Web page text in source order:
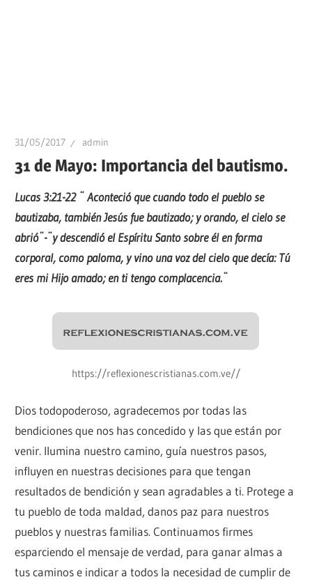
31/05/2017 admin
31 de Mayo: Importancia del bautismo.
Lucas 3:21-22 ¨ Aconteció que cuando todo el pueblo se
bautizaba, también Jesús fue bautizado; y orando, el cielo se
abrió¨-¨y descendió el Espíritu Santo sobre él en forma
corporal, como paloma, y vino una voz del cielo que decía: Tú
eres mi Hijo amado; en ti tengo complacencia.¨
https://reflexionescristianas.com.ve//
Dios todopoderoso, agradecemos por todas las
bendiciones que nos has concedido y las que están por
venir. Ilumina nuestro camino, guía nuestros pasos,
influyen en nuestras decisiones para que tengan
resultados de bendición y sean agradables a ti. Protege a
tu pueblo de toda maldad, danos paz para nuestros
pueblos y nuestras familias. Continuamos firmes
esparciendo el mensaje de verdad, para ganar almas a
tus caminos e indicar a todos la necesidad de cumplir de